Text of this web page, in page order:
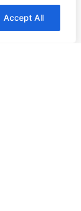
Accept All